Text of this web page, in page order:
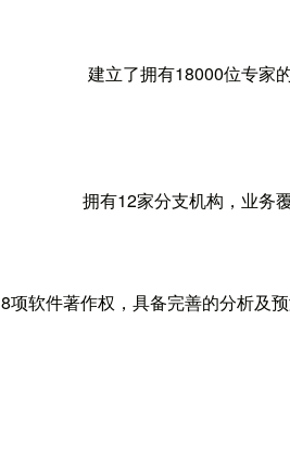
建立了拥有18000位专家
拥有12家分支机构，业务
8项软件著作权，具备完善的分析及